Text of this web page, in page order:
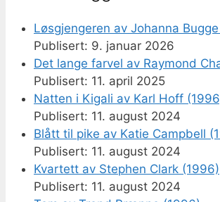
Løsgjengeren av Johanna
9. januar 2026
Det lange farvel av Raymond
11. april 2025
Natten i Kigali av Karl Hoff
11. august 2024
Blått til pike av Katie Campbell
11. august 2024
Kvartett av Stephen Clark (1996)
11. august 2024